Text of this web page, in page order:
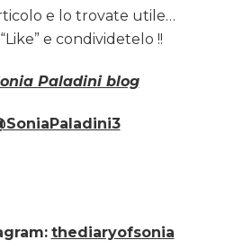
e lo trovate utile…
e condividetelo !!
Paladini blog
thediaryofsonia